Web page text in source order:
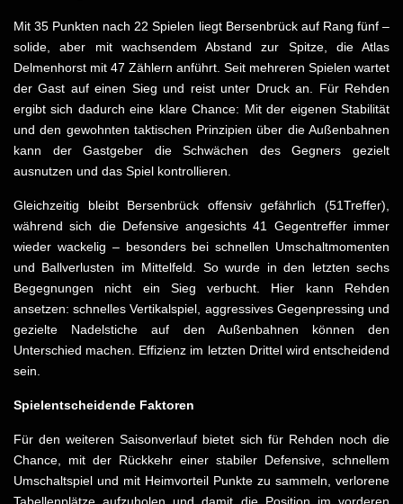
Mit 35 Punkten nach 22 Spielen liegt Bersenbrück auf Rang fünf –
solide, aber mit wachsendem Abstand zur Spitze, die Atlas
Delmenhorst mit 47 Zählern anführt. Seit mehreren Spielen wartet
der Gast auf einen Sieg und reist unter Druck an. Für Rehden
ergibt sich dadurch eine klare Chance: Mit der eigenen Stabilität
und den gewohnten taktischen Prinzipien über die Außenbahnen
kann der Gastgeber die Schwächen des Gegners gezielt
ausnutzen und das Spiel kontrollieren.
Gleichzeitig bleibt Bersenbrück offensiv gefährlich (51Treffer),
während sich die Defensive angesichts 41 Gegentreffer immer
wieder wackelig – besonders bei schnellen Umschaltmomenten
und Ballverlusten im Mittelfeld. So wurde in den letzten sechs
Begegnungen nicht ein Sieg verbucht. Hier kann Rehden
ansetzen: schnelles Vertikalspiel, aggressives Gegenpressing und
gezielte Nadelstiche auf den Außenbahnen können den
Unterschied machen. Effizienz im letzten Drittel wird entscheidend
sein.
Spielentscheidende Faktoren
Für den weiteren Saisonverlauf bietet sich für Rehden noch die
Chance, mit der Rückkehr einer stabiler Defensive, schnellem
Umschaltspiel und mit Heimvorteil Punkte zu sammeln, verlorene
Tabellenplätze aufzuholen und damit die Position im vorderen